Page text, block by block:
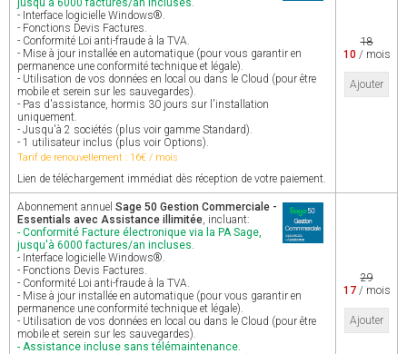
jusqu'à 6000 factures/an incluses.
- Interface logicielle Windows®.
- Fonctions Devis Factures.
- Conformité Loi anti-fraude à la TVA.
- Mise à jour installée en automatique (pour vous garantir en
permanence une conformité technique et légale).
- Utilisation de vos données en local ou dans le Cloud (pour être
mobile et serein sur les sauvegardes).
- Pas d'assistance, hormis 30 jours sur l'installation
uniquement.
- Jusqu'à 2 sociétés (plus voir gamme Standard).
- 1 utilisateur inclus (plus voir Options).
Tarif de renouvellement : 16€ / mois
Lien de téléchargement immédiat dès réception de votre paiement.
18
10/ mois
Ajouter
Abonnement annuel Sage 50 Gestion Commerciale -
Essentials avec Assistance illimitée, incluant:
- Conformité Facture électronique via la PA Sage,
jusqu'à 6000 factures/an incluses.
- Interface logicielle Windows®.
- Fonctions Devis Factures.
- Conformité Loi anti-fraude à la TVA.
- Mise à jour installée en automatique (pour vous garantir en
permanence une conformité technique et légale).
- Utilisation de vos données en local ou dans le Cloud (pour être
mobile et serein sur les sauvegardes).
- Assistance incluse sans télémaintenance.
29
17/ mois
Ajouter